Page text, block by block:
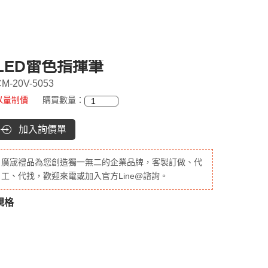
雷色指揮筆
20V-5053
量制價 購買數量：
加入詢價單
廣宬禮品為您創造獨一無二的企業品牌，客製訂做、代
工、代找，歡迎來電或加入官方Line@諮詢。
格